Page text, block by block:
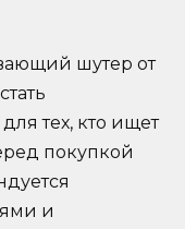
шутер от
тех, кто ищет
покупкой
и